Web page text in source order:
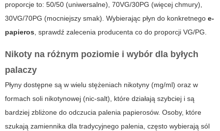
proporcje to: 50/50 (uniwersalne), 70VG/30PG (więcej chmury),
30VG/70PG (mocniejszy smak). Wybierając płyn do konkretnego e-
papieros , sprawdź zalecenia producenta co do proporcji VG/PG.
Nikoty na różnym poziomie i wybór dla byłych
palaczy
Płyny dostępne są w wielu stężeniach nikotyny (mg/ml) oraz w
formach soli nikotynowej (nic-salt), które działają szybciej i są
bardziej zbliżone do odczucia palenia papierosów. Osoby, które
szukają zamiennika dla tradycyjnego palenia, często wybierają sól